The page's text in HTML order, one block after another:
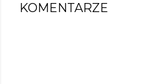
KOMENTARZE